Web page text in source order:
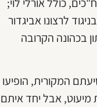
בניגוד לרצונו אביגדור
בכהונה הקרובה
המקורית, הופיעו
מיעוט, אבל יחד איתם